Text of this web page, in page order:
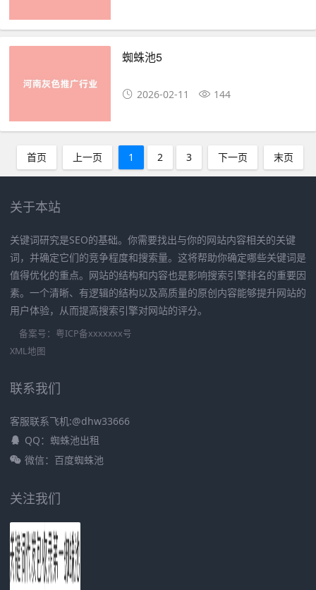
蜘蛛池5
2026-02-11 144
首页 上一页 1 2 3 下一页 末页
关于本站
关键词研究是SEO的基础。你需要找出与你的网站内容相关的关键
词，并确定它们的竞争程度和搜索量。这将帮助你确定哪些关键词是
值得优化的重点。网站的结构和内容也是影响搜索引擎排名的重要因
素。一个清晰、有逻辑的结构以及高质量的原创内容能够提升网站的
用户体验，从而提高搜索引擎对网站的评分。
备案号： 粤ICP备xxxxxxx号
XML地图
联系我们
客服联系飞机:@dhw33666
QQ：蜘蛛池出租
微信：百度蜘蛛池
关注我们